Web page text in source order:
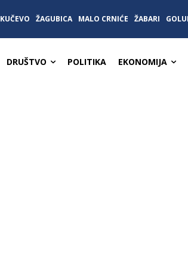
KUČEVO ŽAGUBICA MALO CRNIĆE ŽABARI
DRUŠTVO POLITIKA EKONOMIJA